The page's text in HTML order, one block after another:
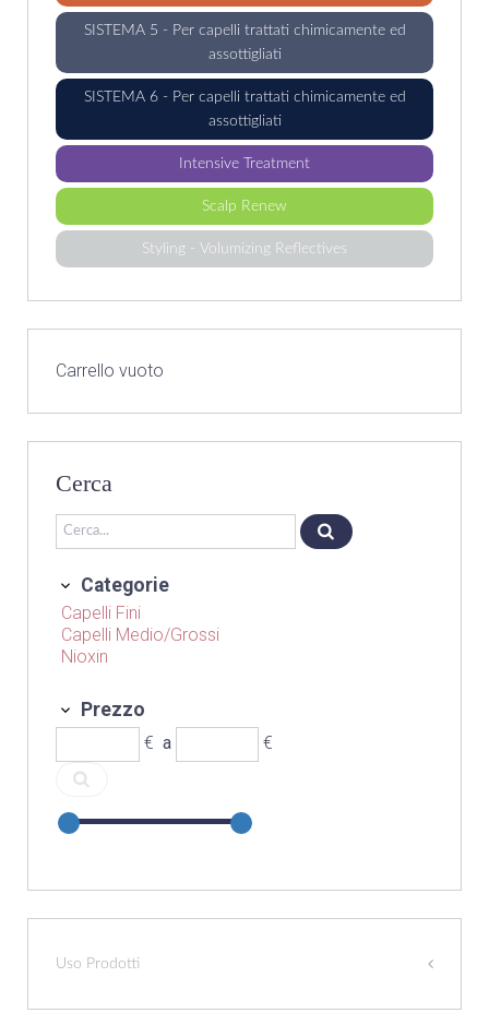
SISTEMA 5 - Per capelli trattati chimicamente ed
assottigliati
SISTEMA 6 - Per capelli trattati chimicamente ed
assottigliati
Intensive Treatment
Scalp Renew
Styling - Volumizing Reflectives
Carrello vuoto
Cerca
Categorie
Capelli Fini
Capelli Medio/Grossi
Nioxin
Prezzo
€ a €
Uso Prodotti